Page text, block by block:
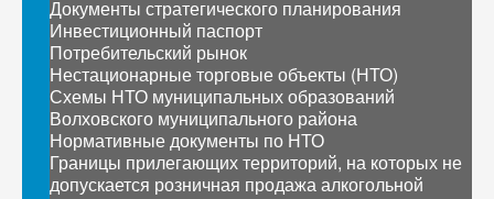
Документы стратегического планирования
Инвестиционный паспорт
Потребительский рынок
Нестационарные торговые объекты (НТО)
Схемы НТО муниципальных образований
Волховского муниципального района
Нормативные документы по НТО
Границы прилегающих территорий, на которых не
допускается розничная продажа алкогольной